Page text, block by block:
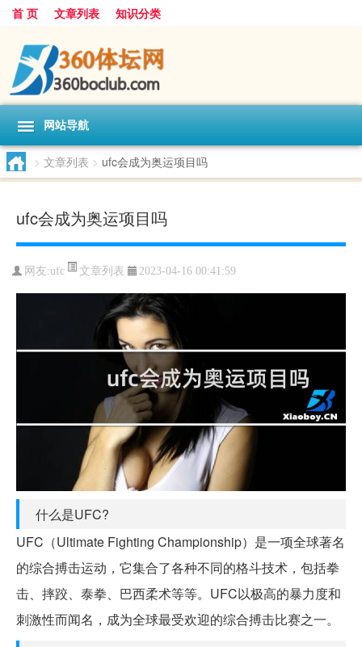
首 页 文章列表 知识分类
网站导航
> 文章列表 > ufc会成为奥运项目吗
ufc会成为奥运项目吗
网友:ufc 文章列表 2023-04-16 00:41:59
什么是UFC?
UFC（Ultimate Fighting Championship）是一项全球著名
的综合搏击运动，它集合了各种不同的格斗技术，包括拳
击、摔跤、泰拳、巴西柔术等等。UFC以极高的暴力度和
刺激性而闻名，成为全球最受欢迎的综合搏击比赛之一。